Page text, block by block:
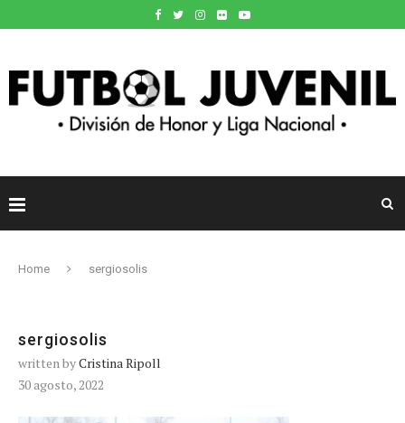
Home sergiosolis
sergiosolis
written byCristina Ripoll
30 agosto, 2022